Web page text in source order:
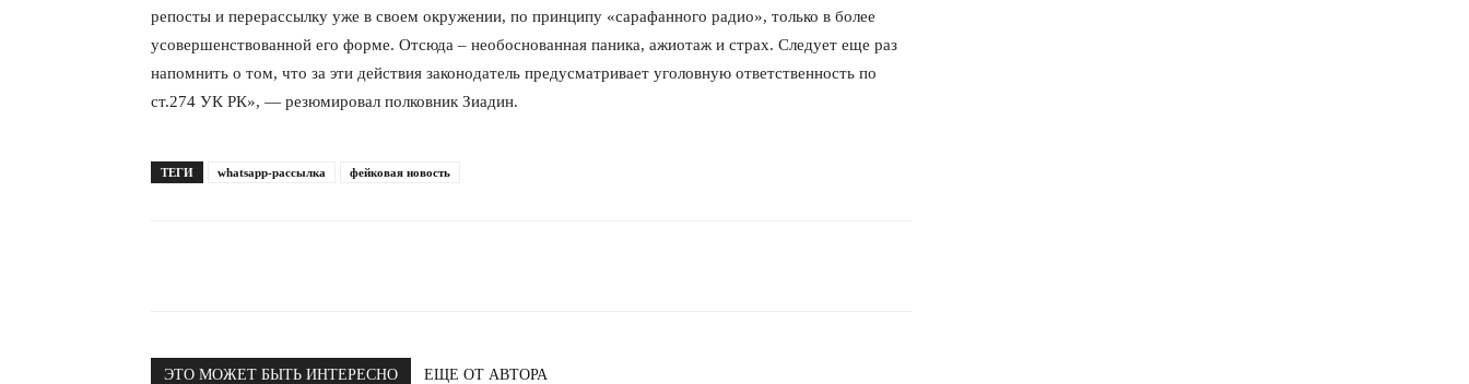
репосты и перерассылку уже в своем окружении, по принципу «сарафанного радио», только в более
усовершенствованной его форме. Отсюда – необоснованная паника, ажиотаж и страх. Следует еще раз
напомнить о том, что за эти действия законодатель предусматривает уголовную ответственность по
ст.274 УК РК», — резюмировал полковник Зиадин.
ТЕГИ whatsapp-рассылка фейковая новость
ЭТО МОЖЕТ БЫТЬ ИНТЕРЕСНО ЕЩЕ ОТ АВТОРА